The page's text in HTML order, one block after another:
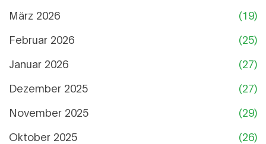
März 2026
(19)
Februar 2026
(25)
Januar 2026
(27)
Dezember 2025
(27)
November 2025
(29)
Oktober 2025
(26)